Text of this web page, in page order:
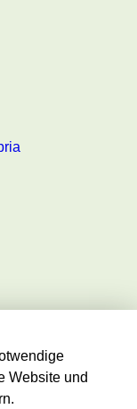
die aktuellen
Website und